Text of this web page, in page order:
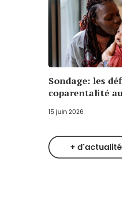
Sondage: les
coparentalité
15 juin 2026
+